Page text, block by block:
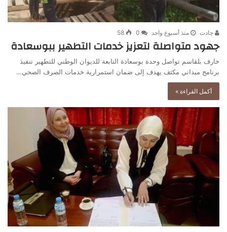
جادت منذ أسبوع واحد 0
58
جهود متواصلة لتعزيز خدمات التطهير ببوسعادة
خارف بلقاسم تواصل وحدة بوسعادة التابعة للديوان الوطني للتطهير تنفيذ
برنامج ميداني مكثف يهدف إلى ضمان استمرارية خدمات الصرف الصحي…
أكمل القراءة »